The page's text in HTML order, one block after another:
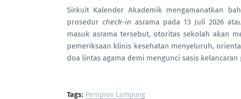
Sirkuit Kalender Akademik mengamanatkan
prosedur check-in asrama pada 13 Juli 2026
masuk asrama tersebut, otoritas sekolah akan
pemeriksaan klinis kesehatan menyeluruh,
doa lintas agama demi mengunci sasis
Tags: Pemprov Lampung